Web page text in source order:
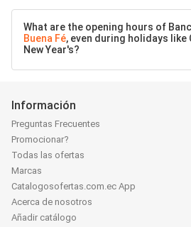
What are the opening hours of
Buena Fé, even during holidays like
New Year's?
Información
Preguntas Frecuentes
Promocionar?
Todas las ofertas
Marcas
Catalogosofertas.com.ec App
Acerca de nosotros
Añadir catálogo